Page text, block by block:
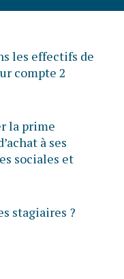
les effectifs de
compte 2
la prime
à ses
sociales et
stagiaires ?